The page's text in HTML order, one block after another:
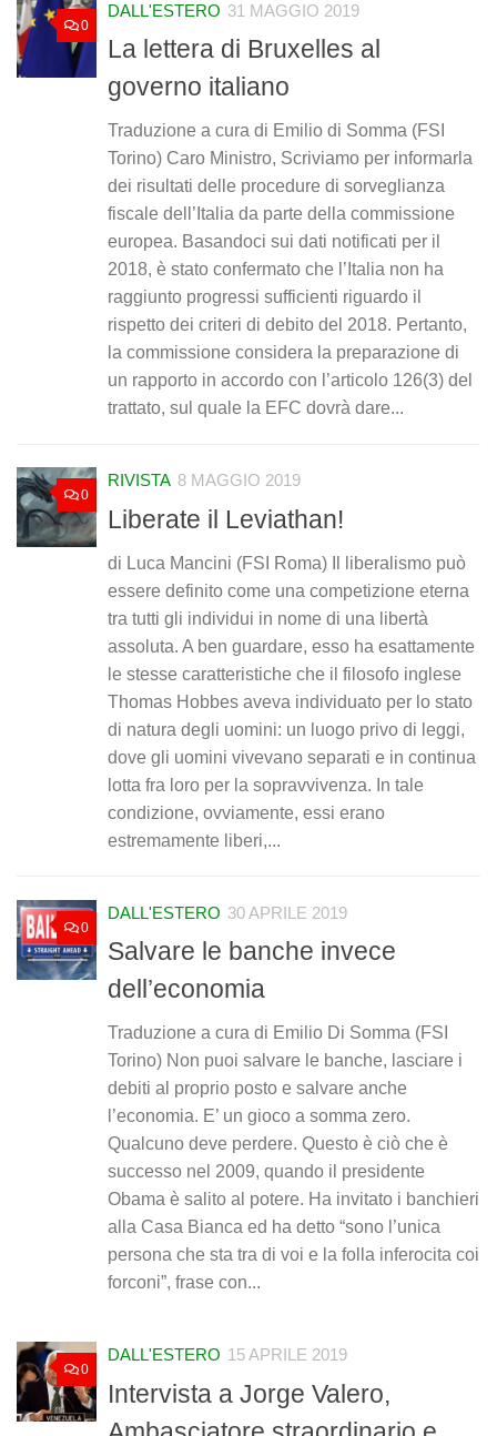
0
DALL'ESTERO 31 MAGGIO 2019
La lettera di Bruxelles al
governo italiano
Traduzione a cura di Emilio di Somma (FSI
Torino) Caro Ministro, Scriviamo per informarla
dei risultati delle procedure di sorveglianza
fiscale dell’Italia da parte della commissione
europea. Basandoci sui dati notificati per il
2018, è stato confermato che l’Italia non ha
raggiunto progressi sufficienti riguardo il
rispetto dei criteri di debito del 2018. Pertanto,
la commissione considera la preparazione di
un rapporto in accordo con l’articolo 126(3) del
trattato, sul quale la EFC dovrà dare...
0
RIVISTA 8 MAGGIO 2019
Liberate il Leviathan!
di Luca Mancini (FSI Roma) Il liberalismo può
essere definito come una competizione eterna
tra tutti gli individui in nome di una libertà
assoluta. A ben guardare, esso ha esattamente
le stesse caratteristiche che il filosofo inglese
Thomas Hobbes aveva individuato per lo stato
di natura degli uomini: un luogo privo di leggi,
dove gli uomini vivevano separati e in continua
lotta fra loro per la sopravvivenza. In tale
condizione, ovviamente, essi erano
estremamente liberi,...
0
DALL'ESTERO 30 APRILE 2019
Salvare le banche invece
dell’economia
Traduzione a cura di Emilio Di Somma (FSI
Torino) Non puoi salvare le banche, lasciare i
debiti al proprio posto e salvare anche
l’economia. E’ un gioco a somma zero.
Qualcuno deve perdere. Questo è ciò che è
successo nel 2009, quando il presidente
Obama è salito al potere. Ha invitato i banchieri
alla Casa Bianca ed ha detto “sono l’unica
persona che sta tra di voi e la folla inferocita coi
forconi”, frase con...
0
DALL'ESTERO 15 APRILE 2019
Intervista a Jorge Valero,